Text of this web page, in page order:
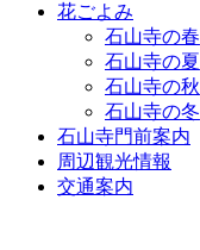
花ごよみ
石山寺の春
石山寺の夏
石山寺の秋
石山寺の冬
石山寺門前案内
周辺観光情報
交通案内